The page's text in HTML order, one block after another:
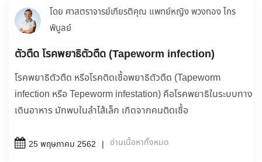
โดย ศาสตราจารย์เกียรติคุณ แพทย์หญิง พวงทอง ไกร
พิบูลย์
ตัวตืด โรคพยาธิตัวตืด (Tapeworm infection)
โรคพยาธิตัวตืด หรือโรคติดเชื้อพยาธิตัวตืด (Tapeworm
infection หรือ Tepeworm infestation) คือโรคพยาธิในระบบทาง
เดินอาหาร มักพบในลำไส้เล็ก เกิดจากคนติดเชื้อ
25 พฤษภาคม 2562 อ่านเนื้อหาทั้งหมด